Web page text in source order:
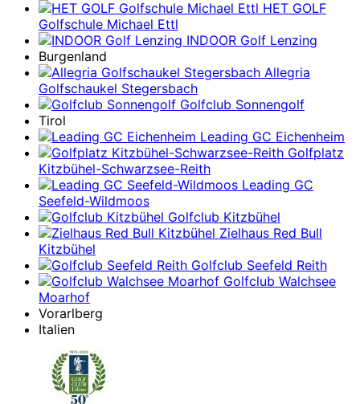
HET GOLF
Golfschule Michael Ettl
INDOOR Golf Lenzing
Burgenland
Allegria
Golfschaukel Stegersbach
Golfclub Sonnengolf
Tirol
Leading GC Eichenheim
Golfplatz
Kitzbühel-Schwarzsee-Reith
Leading GC
Seefeld-Wildmoos
Golfclub Kitzbühel
Zielhaus Red Bull
Kitzbühel
Golfclub Seefeld Reith
Golfclub Walchsee
Moarhof
Vorarlberg
Italien